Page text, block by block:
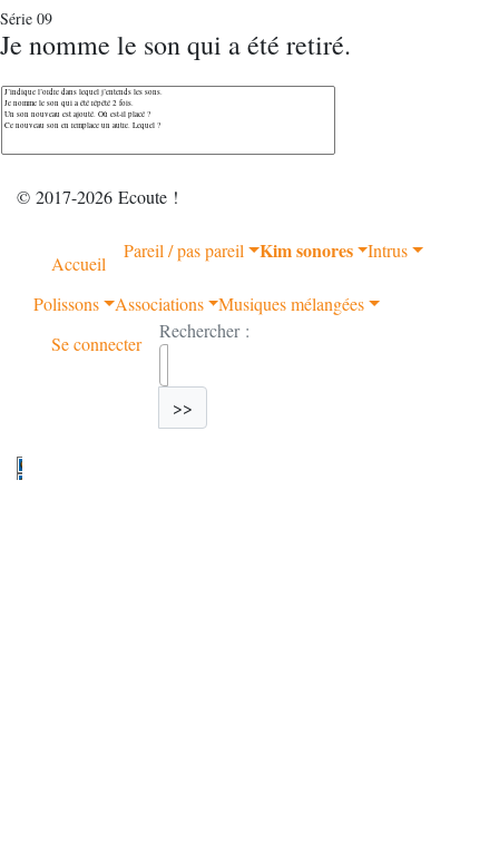
Série 09
Je nomme le son qui a été retiré.
© 2017-2026 Ecoute !
Accueil
Pareil / pas pareil Kim sonores Intrus
Polissons Associations
Musiques mélangées
Se connecter
Rechercher :
>>